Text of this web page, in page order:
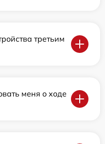
третьим
меня о ходе